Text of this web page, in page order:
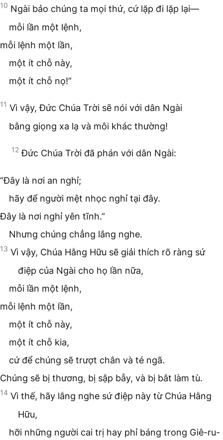
10 Ngài bảo chúng ta mọi thứ, cứ lặp đi lặp lại—
mỗi lần một lệnh,
mỗi lệnh một lần,
một ít chỗ này,
một ít chỗ nọ!”
11 Vì vậy, Đức Chúa Trời sẽ nói với dân Ngài
bằng giọng xa lạ và môi khác thường!
12 Đức Chúa Trời đã phán với dân Ngài:
“Đây là nơi an nghỉ;
hãy để người mệt nhọc nghỉ tại đây.
Đây là nơi nghỉ yên tĩnh.”
Nhưng chúng chẳng lắng nghe.
13 Vì vậy, Chúa Hằng Hữu sẽ giải thích rõ ràng sứ
điệp của Ngài cho họ lần nữa,
mỗi lần một lệnh,
mỗi lệnh một lần,
một ít chỗ này,
một ít chỗ kia,
cứ để chúng sẽ trượt chân và té ngã.
Chúng sẽ bị thương, bị sập bẫy, và bị bắt làm tù.
14 Vì thế, hãy lắng nghe sứ điệp này từ Chúa Hằng
Hữu,
hỡi những người cai trị hay phỉ báng trong Giê-ru-